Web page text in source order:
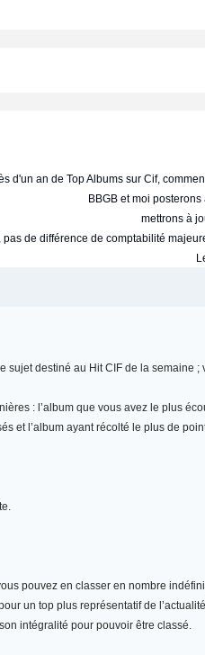
d'un an de Top Albums sur Cif,
BBGB et moi
mettrons à
de différence de comptabilité
sujet destiné au Hit CIF de la
: l’album que vous avez le plus
et l’album ayant récolté le plus de
pouvez en classer en nombre
un top plus représentatif de
intégralité pour pouvoir être classé.